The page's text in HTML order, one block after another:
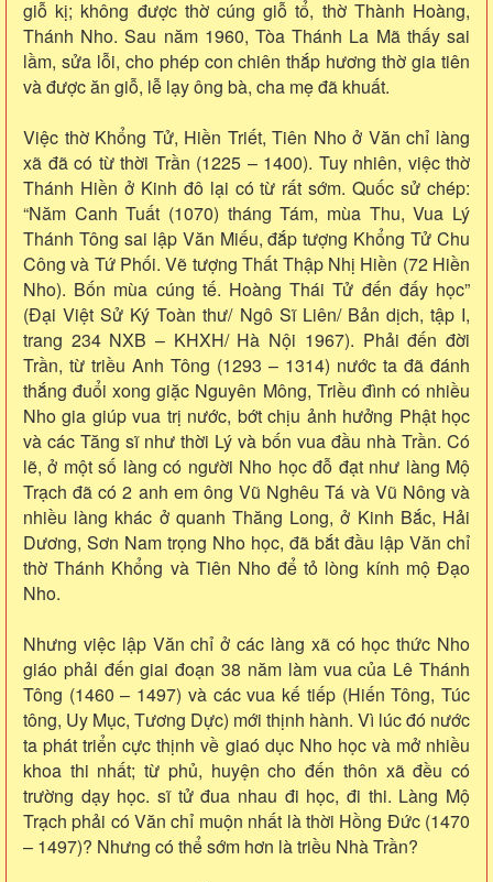
giỗ kị; không được thờ cúng giỗ tổ, thờ Thành Hoàng,
Thánh Nho. Sau năm 1960, Tòa Thánh La Mã thấy sai
lầm, sửa lỗi, cho phép con chiên thắp hương thờ gia tiên
và được ăn giỗ, lễ lạy ông bà, cha mẹ đã khuất.
Việc thờ Khổng Tử, Hiền Triết, Tiên Nho ở Văn chỉ làng
xã đã có từ thời Trần (1225 – 1400). Tuy nhiên, việc thờ
Thánh Hiền ở Kinh đô lại có từ rất sớm. Quốc sử chép:
“Năm Canh Tuất (1070) tháng Tám, mùa Thu, Vua Lý
Thánh Tông sai lập Văn Miếu, đắp tượng Khổng Tử Chu
Công và Tứ Phối. Vẽ tượng Thất Thập Nhị Hiền (72 Hiền
Nho). Bốn mùa cúng tế. Hoàng Thái Tử đến đấy học”
(Đại Việt Sử Ký Toàn thư/ Ngô Sĩ Liên/ Bản dịch, tập I,
trang 234 NXB – KHXH/ Hà Nội 1967). Phải đến đời
Trần, từ triều Anh Tông (1293 – 1314) nước ta đã đánh
thắng đuổi xong giặc Nguyên Mông, Triều đình có nhiều
Nho gia giúp vua trị nước, bớt chịu ảnh hưởng Phật học
và các Tăng sĩ như thời Lý và bốn vua đầu nhà Trần. Có
lẽ, ở một số làng có người Nho học đỗ đạt như làng Mộ
Trạch đã có 2 anh em ông Vũ Nghêu Tá và Vũ Nông và
nhiều làng khác ở quanh Thăng Long, ở Kinh Bắc, Hải
Dương, Sơn Nam trọng Nho học, đã bắt đầu lập Văn chỉ
thờ Thánh Khổng và Tiên Nho để tỏ lòng kính mộ Đạo
Nho.
Nhưng việc lập Văn chỉ ở các làng xã có học thức Nho
giáo phải đến giai đoạn 38 năm làm vua của Lê Thánh
Tông (1460 – 1497) và các vua kế tiếp (Hiến Tông, Túc
tông, Uy Mục, Tương Dực) mới thịnh hành. Vì lúc đó nước
ta phát triển cực thịnh về giaó dục Nho học và mở nhiều
khoa thi nhất; từ phủ, huyện cho đến thôn xã đều có
trường dạy học. sĩ tử đua nhau đi học, đi thi. Làng Mộ
Trạch phải có Văn chỉ muộn nhất là thời Hồng Đức (1470
– 1497)? Nhưng có thể sớm hơn là triều Nhà Trần?